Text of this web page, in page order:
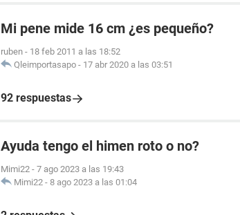
Mi pene mide 16 cm ¿es pequeño?
ruben - 18 feb 2011 a las 18:52
Qleimportasapo - 17 abr 2020 a las 03:51
92 respuestas
Ayuda tengo el himen roto o no?
Mimi22 - 7 ago 2023 a las 19:43
Mimi22 - 8 ago 2023 a las 01:04